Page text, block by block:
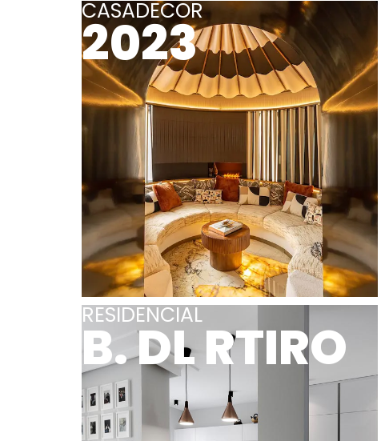
CASADECOR
2023
RESIDENCIAL
B. DL RTIRO